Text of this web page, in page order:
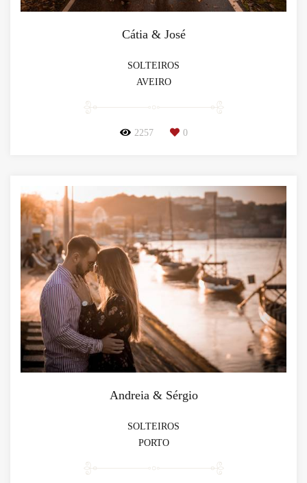
Cátia & José
SOLTEIROS
AVEIRO
2257 0
Andreia & Sérgio
SOLTEIROS
PORTO